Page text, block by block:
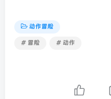
动作冒险
# 冒险 # 动作